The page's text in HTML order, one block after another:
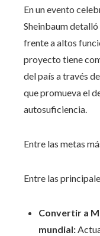
En un evento
Sheinbaum
frente a altos
proyecto tiene
del país a través
que promueva el
autosuficiencia.
Entre las metas
Entre las
Convertir a
mundial: